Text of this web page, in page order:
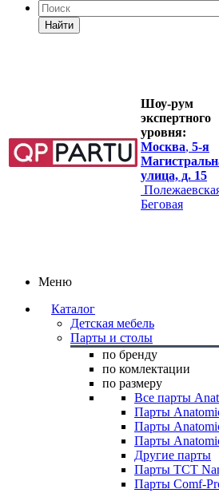
Найти
Шоу-рум
экспертного
уровня:
Москва, 5-я
улица, д. 15
Беговая
Меню
Каталог
Детская мебель
Парты и столы
по бренду
по комлектации
по размеру
Все парты
Парты
Парты
Парты
Другие парты
Парты TCT
Парты Comf-